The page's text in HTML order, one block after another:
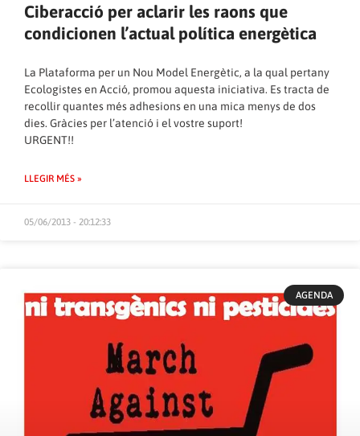
Ciberacció per aclarir les raons que
condicionen l’actual política energètica
La Plataforma per un Nou Model Energètic, a la qual pertany
Ecologistes en Acció, promou aquesta iniciativa. Es tracta de
recollir quantes més adhesions en una mica menys de dos
dies. Gràcies per l’atenció i el vostre suport!
URGENT!!
LLEGIR MÉS »
05/06/2013 - 20:12:33
AGENDA